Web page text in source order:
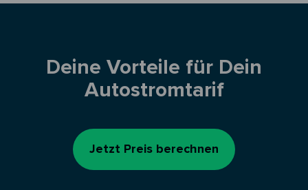
Deine Vorteile für Dein
Autostromtarif
Jetzt Preis berechnen